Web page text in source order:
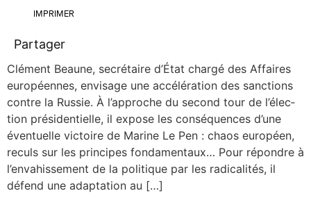
IMPRIMER
Partager
Clé­ment Beaune, secré­taire d’É­tat char­gé des Affaires
euro­péennes, envi­sage une accé­lé­ra­tion des sanc­tions
contre la Rus­sie. À l’ap­proche du second tour de l’é­lec­
tion pré­si­den­tielle, il expose les consé­quences d’une
éven­tuelle vic­toire de Marine Le Pen : chaos euro­péen,
reculs sur les prin­cipes fon­da­men­taux… Pour répondre à
l’en­va­his­se­ment de la poli­tique par les radi­ca­li­tés, il
défend une adap­ta­tion au […]